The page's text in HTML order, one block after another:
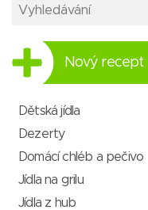
Nový recept
Dětská jídla
Dezerty
Domácí chléb a pečivo
Jídla na grilu
Jídla z hub